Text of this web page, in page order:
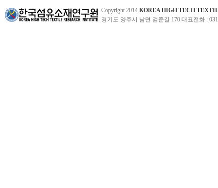
Copyright 2014 KOREA HIGH TECH
경기도 양주시 남면 검준길 170 대표전화 :